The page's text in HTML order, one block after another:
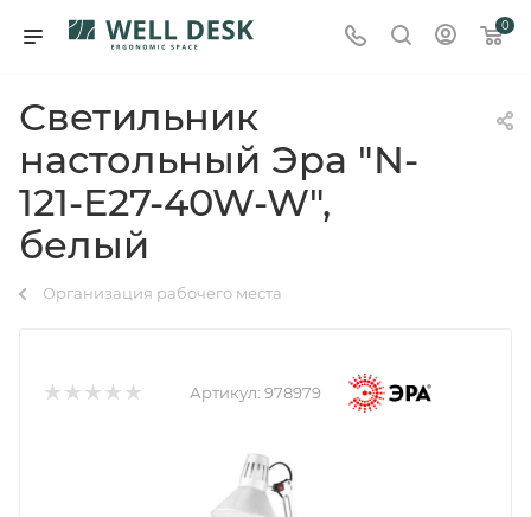
0
Светильник
настольный Эра "N-
121-E27-40W-W",
белый
Организация рабочего места
Артикул: 978979